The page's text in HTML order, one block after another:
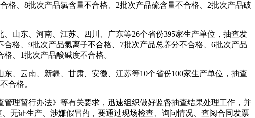
格、8批次产品氯含量不合格、2批次产品硫含量不合格、2批次产品破
山东、河南、江苏、四川、广东等26个省份395家生产单位，抽查发
格、9批次产品氯离子不合格、7批次产品总养分不合格、6批次产品
、1批次产品酸碱度不合格。
、云南、新疆、甘肃、安徽、江苏等10个省份100家生产单位，抽查
合格。
理暂行办法》等有关要求，迅速组织做好监督抽查结果处理工作，并
无证生产、涉嫌假冒的，要通过现场检查、询问情况、查阅合同发票